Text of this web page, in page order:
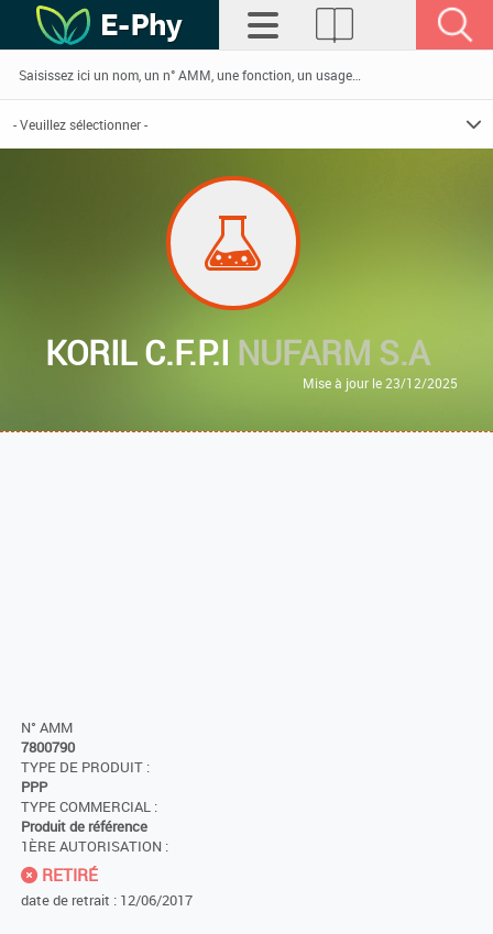
KORIL C.F.P.I NUFARM S.A
Mise à jour le 23/12/2025
N° AMM
7800790
TYPE DE PRODUIT :
PPP
TYPE COMMERCIAL :
Produit de référence
1ÈRE AUTORISATION :
RETIRÉ
date de retrait : 12/06/2017